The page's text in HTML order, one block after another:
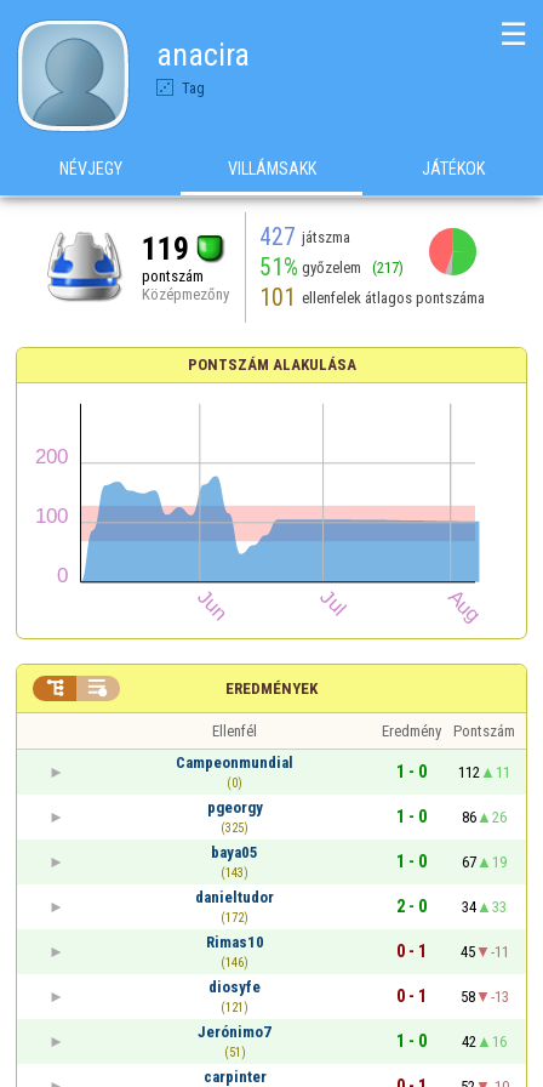
anacira
Tag
☰
NÉVJEGY VILLÁMSAKK JÁTÉKOK
119
pontszám
Középmezőny
427 játszma
51% győzelem (217)
101 ellenfelek átlagos pontszáma
PONTSZÁM ALAKULÁSA
EREDMÉNYEK
 
Ellenfél Eredmény
Pontszám
Campeonmundial
(0)
1 - 0 112
11
pgeorgy
(325)
1 - 0 86
26
baya05
(143)
1 - 0 67
19
danieltudor
(172)
2 - 0 34
33
Rimas10
(146)
0 - 1 45
-11
diosyfe
(121)
0 - 1 58
-13
Jerónimo7
(51)
1 - 0 42
16
carpinter